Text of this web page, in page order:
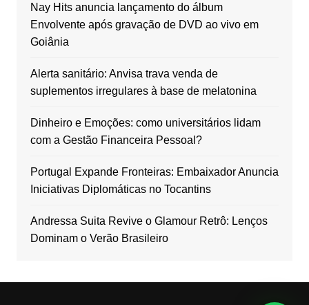
Nay Hits anuncia lançamento do álbum
Envolvente após gravação de DVD ao vivo em
Goiânia
Alerta sanitário: Anvisa trava venda de
suplementos irregulares à base de melatonina
Dinheiro e Emoções: como universitários lidam
com a Gestão Financeira Pessoal?
Portugal Expande Fronteiras: Embaixador Anuncia
Iniciativas Diplomáticas no Tocantins
Andressa Suita Revive o Glamour Retrô: Lenços
Dominam o Verão Brasileiro